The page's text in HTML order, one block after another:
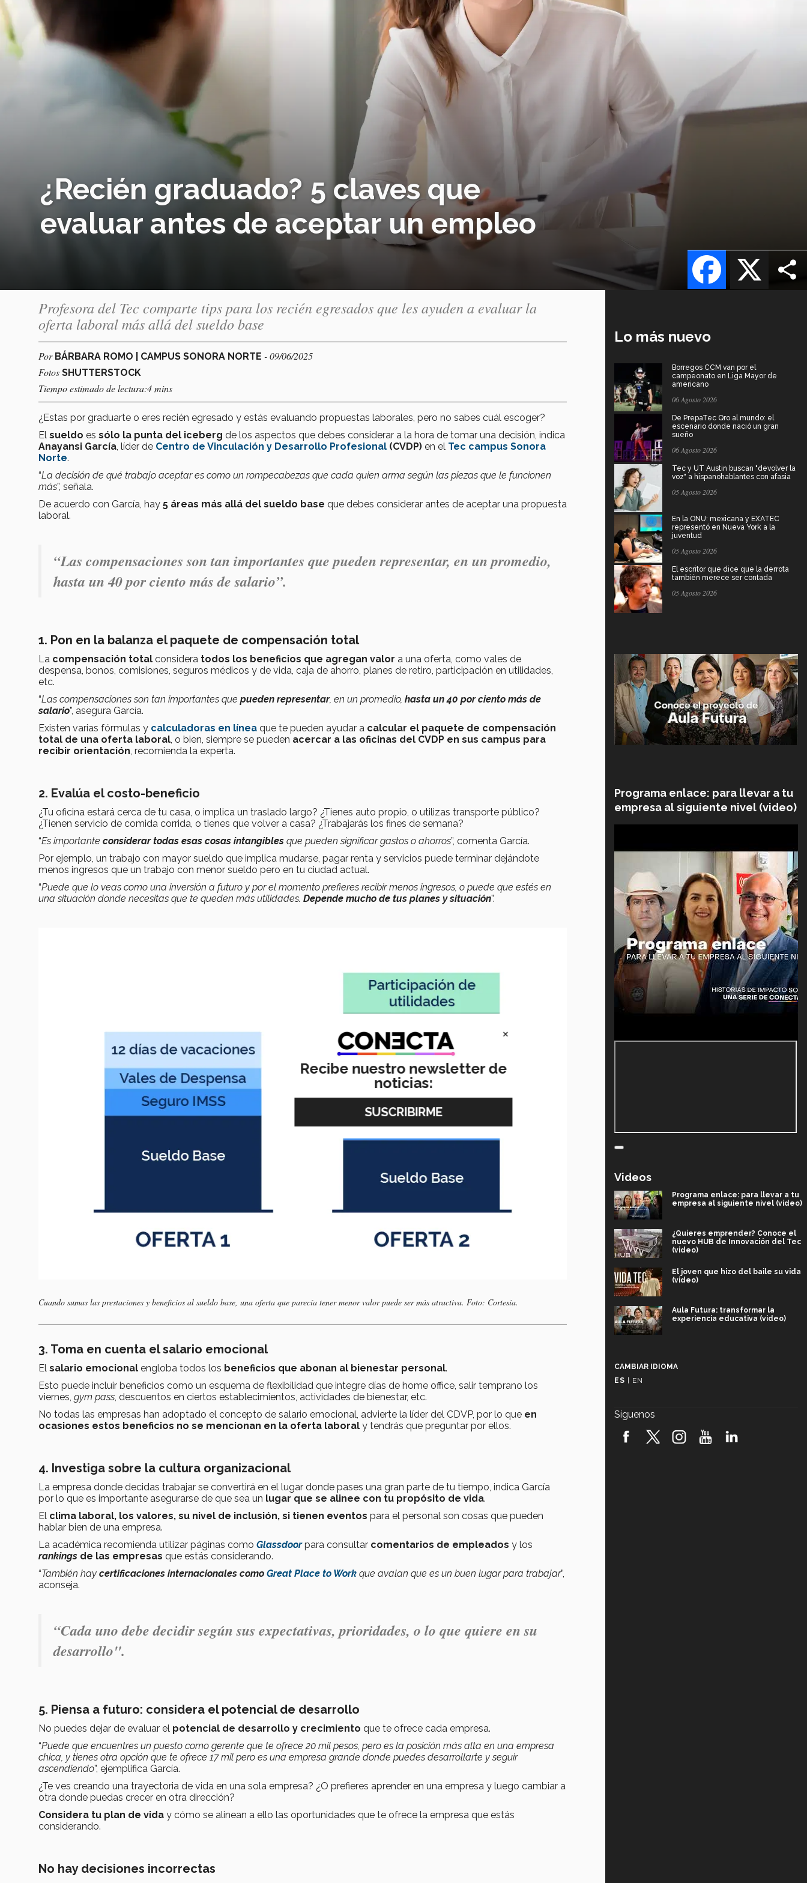
¿Recién graduado? 5 claves que
evaluar antes de aceptar un empleo
X
Facebook
Profesora del Tec comparte tips para los recién egresados que les ayuden a evaluar la
oferta laboral más allá del sueldo base
Por BÁRBARA ROMO | CAMPUS SONORA NORTE - 09/06/2025
Fotos SHUTTERSTOCK
Tiempo estimado de lectura:4 mins
¿Estas por graduarte o eres recién egresado y estás evaluando propuestas laborales, pero no sabes cuál escoger?
El sueldo es sólo la punta del iceberg de los aspectos que debes considerar a la hora de tomar una decisión, indica
Anayansi García , líder de Centro de Vinculación y Desarrollo Profesional (CVDP) en el Tec campus Sonora
Norte.
“La decisión de qué trabajo aceptar es como un rompecabezas que cada quien arma según las piezas que le funcionen
más”, señala.
De acuerdo con García, hay 5 áreas más allá del sueldo base que debes considerar antes de aceptar una propuesta
laboral.
“Las compensaciones son tan importantes que pueden representar, en un promedio,
hasta un 40 por ciento más de salario”.
1. Pon en la balanza el paquete de compensación total
La compensación total considera todos los beneficios que agregan valor a una oferta, como vales de
despensa, bonos, comisiones, seguros médicos y de vida, caja de ahorro, planes de retiro, participación en utilidades,
etc.
“Las compensaciones son tan importantes que pueden representar, en un promedio, hasta un 40 por ciento más de
salario”, asegura García.
Existen varias fórmulas y calculadoras en línea que te pueden ayudar a calcular el paquete de compensación
total de una oferta laboral , o bien, siempre se pueden acercar a las oficinas del CVDP en sus campus para
recibir orientación , recomienda la experta.
2. Evalúa el costo-beneficio
¿Tu oficina estará cerca de tu casa, o implica un traslado largo? ¿Tienes auto propio, o utilizas transporte público?
¿Tienen servicio de comida corrida, o tienes que volver a casa? ¿Trabajarás los fines de semana?
“Es importante considerar todas esas cosas intangibles que pueden significar gastos o ahorros”, comenta García.
Por ejemplo, un trabajo con mayor sueldo que implica mudarse, pagar renta y servicios puede terminar dejándote
menos ingresos que un trabajo con menor sueldo pero en tu ciudad actual.
“Puede que lo veas como una inversión a futuro y por el momento prefieres recibir menos ingresos, o puede que estés en
una situación donde necesitas que te queden más utilidades. Depende mucho de tus planes y situación”.
Cuando sumas las prestaciones y beneficios al sueldo base, una oferta que parecía tener menor valor puede ser más atractiva. Foto: Cortesía.
3. Toma en cuenta el salario emocional
El salario emocional engloba todos los beneficios que abonan al bienestar personal.
Esto puede incluir beneficios como un esquema de flexibilidad que integre días de home office, salir temprano los
viernes, gym pass, descuentos en ciertos establecimientos, actividades de bienestar, etc.
No todas las empresas han adoptado el concepto de salario emocional, advierte la líder del CDVP, por lo que en
ocasiones estos beneficios no se mencionan en la oferta laboral y tendrás que preguntar por ellos.
4. Investiga sobre la cultura organizacional
La empresa donde decidas trabajar se convertirá en el lugar donde pases una gran parte de tu tiempo, indica García
por lo que es importante asegurarse de que sea un lugar que se alinee con tu propósito de vida.
El clima laboral, los valores, su nivel de inclusión, si tienen eventos para el personal son cosas que pueden
hablar bien de una empresa.
La académica recomienda utilizar páginas como Glassdoorpara consultar comentarios de empleados y los
rankings de las empresas que estás considerando.
“También hay certificaciones internacionales como Great Place to Work que avalan que es un buen lugar para trabajar”,
aconseja.
“Cada uno debe decidir según sus expectativas, prioridades, o lo que quiere en su
desarrollo".
5. Piensa a futuro: considera el potencial de desarrollo
No puedes dejar de evaluar el potencial de desarrollo y crecimiento que te ofrece cada empresa.
“Puede que encuentres un puesto como gerente que te ofrece 20 mil pesos, pero es la posición más alta en una empresa
chica, y tienes otra opción que te ofrece 17 mil pero es una empresa grande donde puedes desarrollarte y seguir
ascendiendo”, ejemplifica García.
¿Te ves creando una trayectoria de vida en una sola empresa? ¿O prefieres aprender en una empresa y luego cambiar a
otra donde puedas crecer en otra dirección?
Considera tu plan de vida y cómo se alinean a ello las oportunidades que te ofrece la empresa que estás
considerando.
No hay decisiones incorrectas
Lo más nuevo
Borregos CCM van por el
campeonato en Liga Mayor de
americano
06 Agosto 2026
De PrepaTec Qro al mundo: el
escenario donde nació un gran
sueño
06 Agosto 2026
Tec y UT Austin buscan "devolver la
voz" a hispanohablantes con afasia
05 Agosto 2026
En la ONU: mexicana y EXATEC
representó en Nueva York a la
juventud
05 Agosto 2026
El escritor que dice que la derrota
también merece ser contada
05 Agosto 2026
Programa enlace: para llevar a tu
empresa al siguiente nivel (video)
Videos
Programa enlace: para llevar a tu
empresa al siguiente nivel (video)
¿Quieres emprender? Conoce el
nuevo HUB de Innovación del Tec
(video)
El joven que hizo del baile su vida
(video)
Aula Futura: transformar la
experiencia educativa (video)
robótica FIRST 2026! (video)
CAMBIAR IDIOMA
ES | EN
Síguenos
×
Recibe nuestro newsletter de
noticias: